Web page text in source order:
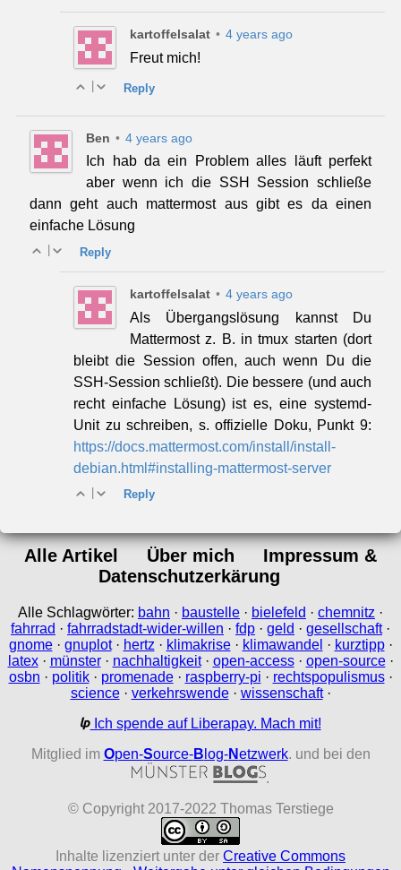
kartoffelsalat • 4 years ago
Freut mich!
Reply
Ben • 4 years ago
Ich hab da ein Problem alles läuft perfekt
aber wenn ich die SSH Session schließe
dann geht auch mattermost aus gibt es da einen
einfache Lösung
Reply
kartoffelsalat • 4 years ago
Als Übergangslösung kannst Du
Mattermost z. B. in tmux starten (dort
bleibt die Session offen, auch wenn Du die
SSH-Session schließt). Die bessere (und auch
recht einfache Lösung) ist es, eine systemd-
Unit zu schreiben, s. offizielle Doku, Punkt 9:
https://docs.mattermost.com/install/install-
debian.html#installing-mattermost-server
Reply
Alle Artikel Über mich
Impressum &
Datenschutzerkärung
Alle Schlagwörter: bahn · baustelle · bielefeld · chemnitz ·
fahrrad · fahrradstadt-wider-willen · fdp · geld · gesellschaft·
gnome· gnuplot· hertz · klimakrise· klimawandel · kurztipp·
latex· münster· nachhaltigkeit· open-access· open-source·
osbn · politik· promenade· raspberry-pi · rechtspopulismus·
science· verkehrswende· wissenschaft·
Ich spende auf Liberapay. Mach mit!
Mitglied im Open-Source-B log-Netzwerk. und bei den
.
© Copyright 2017-2022 Thomas Terstiege
Inhalte lizenziert unter der Creative Commons